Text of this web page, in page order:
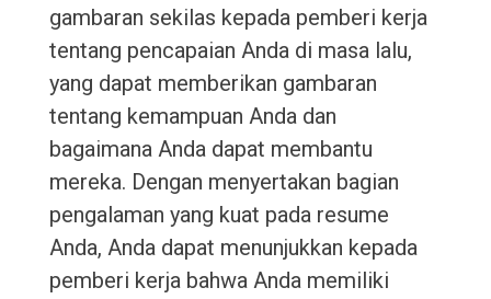
gambaran sekilas kepada pemberi kerja
tentang pencapaian Anda di masa lalu,
yang dapat memberikan gambaran
tentang kemampuan Anda dan
bagaimana Anda dapat membantu
mereka. Dengan menyertakan bagian
pengalaman yang kuat pada resume
Anda, Anda dapat menunjukkan kepada
pemberi kerja bahwa Anda memiliki